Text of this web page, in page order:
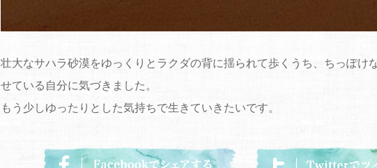
壮大なサハラ砂漠をゆっくりとラクダの背に揺られて歩くうち、ちっぽけ
せている自分に気づきました。
もう少しゆったりとした気持ちで生きていきたいです。